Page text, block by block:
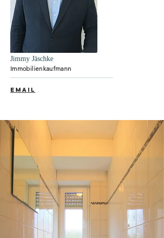
Jimmy Jäschke
Immobilienkaufmann
EMAIL